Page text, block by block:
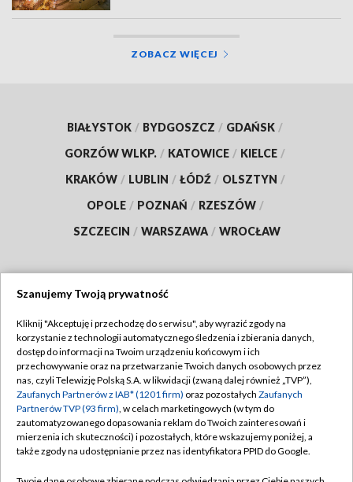
ZOBACZ WIĘCEJ
BIAŁYSTOK / BYDGOSZCZ / GDAŃSK /
GORZÓW WLKP. / KATOWICE / KIELCE /
KRAKÓW / LUBLIN / ŁÓDŹ / OLSZTYN /
OPOLE / POZNAŃ / RZESZÓW /
SZCZECIN / WARSZAWA / WROCŁAW
TVP
Abonament TVP
Emisja w TVP
Centrum informacji TVP
Naziemna Telewizja Cyfrowa
Regulamin TVP
Polityka prywatności
Moje zgody
Pomoc
Szanujemy Twoją prywatność
Kliknij "Akceptuję i przechodzę do serwisu", aby wyrazić zgody na
korzystanie z technologii automatycznego śledzenia i zbierania danych,
dostęp do informacji na Twoim urządzeniu końcowym i ich
przechowywanie oraz na przetwarzanie Twoich danych osobowych przez
nas, czyli Telewizję Polską S.A. w likwidacji (zwaną dalej również „TVP”),
Zaufanych Partnerów z IAB* (1201 firm) oraz pozostałych Zaufanych
Partnerów TVP (93 firm), w celach marketingowych (w tym do
zautomatyzowanego dopasowania reklam do Twoich zainteresowań i
mierzenia ich skuteczności) i pozostałych, które wskazujemy poniżej, a
także zgody na udostępnianie przez nas identyfikatora PPID do Google.